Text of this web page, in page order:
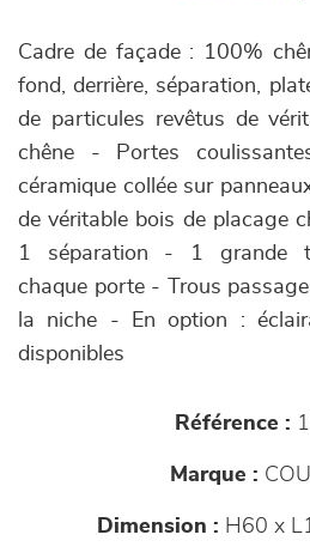
Cadre de façade : 100%
fond, derrière, séparation,
de particules revêtus de
chêne - Portes
céramique collée sur
de véritable bois de placage
1 séparation - 1 grande
chaque porte - Trous
la niche - En option :
disponibles
Référence :
Marque :
Dimension : H60 x